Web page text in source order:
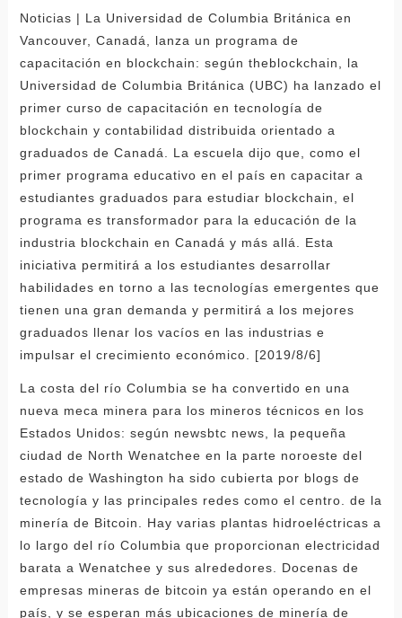
Noticias | La Universidad de Columbia Británica en
Vancouver, Canadá, lanza un programa de
capacitación en blockchain: según theblockchain, la
Universidad de Columbia Británica (UBC) ha lanzado el
primer curso de capacitación en tecnología de
blockchain y contabilidad distribuida orientado a
graduados de Canadá. La escuela dijo que, como el
primer programa educativo en el país en capacitar a
estudiantes graduados para estudiar blockchain, el
programa es transformador para la educación de la
industria blockchain en Canadá y más allá. Esta
iniciativa permitirá a los estudiantes desarrollar
habilidades en torno a las tecnologías emergentes que
tienen una gran demanda y permitirá a los mejores
graduados llenar los vacíos en las industrias e
impulsar el crecimiento económico. [2019/8/6]
La costa del río Columbia se ha convertido en una
nueva meca minera para los mineros técnicos en los
Estados Unidos: según newsbtc news, la pequeña
ciudad de North Wenatchee en la parte noroeste del
estado de Washington ha sido cubierta por blogs de
tecnología y las principales redes como el centro. de la
minería de Bitcoin. Hay varias plantas hidroeléctricas a
lo largo del río Columbia que proporcionan electricidad
barata a Wenatchee y sus alrededores. Docenas de
empresas mineras de bitcoin ya están operando en el
país, y se esperan más ubicaciones de minería de